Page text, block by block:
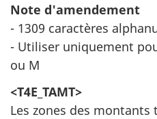
Note d'amendement
- 1309 caractères
- Utiliser uniquement
ou M
<T4E_TAMT>
Les zones des